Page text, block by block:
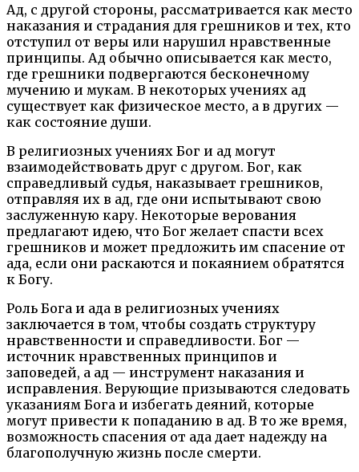
Ад, с другой стороны, рассматривается как место
наказания и страдания для грешников и тех, кто
отступил от веры или нарушил нравственные
принципы. Ад обычно описывается как место,
где грешники подвергаются бесконечному
мучению и мукам. В некоторых учениях ад
существует как физическое место, а в других —
как состояние души.
В религиозных учениях Бог и ад могут
взаимодействовать друг с другом. Бог, как
справедливый судья, наказывает грешников,
отправляя их в ад, где они испытывают свою
заслуженную кару. Некоторые верования
предлагают идею, что Бог желает спасти всех
грешников и может предложить им спасение от
ада, если они раскаются и покаянием обратятся
к Богу.
Роль Бога и ада в религиозных учениях
заключается в том, чтобы создать структуру
нравственности и справедливости. Бог —
источник нравственных принципов и
заповедей, а ад — инструмент наказания и
исправления. Верующие призываются следовать
указаниям Бога и избегать деяний, которые
могут привести к попаданию в ад. В то же время,
возможность спасения от ада дает надежду на
благополучную жизнь после смерти.